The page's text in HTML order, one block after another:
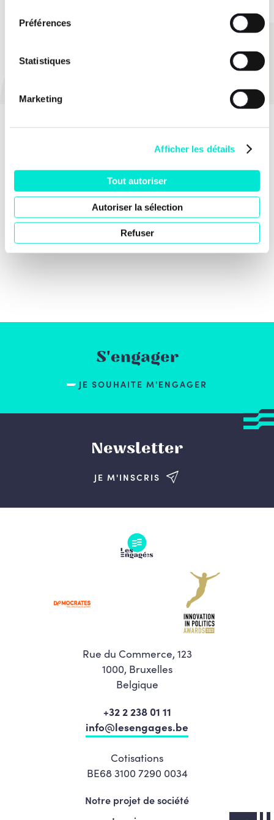
Préférences
Statistiques
Marketing
Afficher les détails
Tout autoriser
Autoriser la sélection
Refuser
S'engager
JE SOUHAITE M'ENGAGER
Newsletter
JE M'INSCRIS
Rue du Commerce, 123
1000, Bruxelles
Belgique
+32 2 238 01 11
info@lesengages.be
Cotisations
BE68 3100 7290 0034
Notre projet de société